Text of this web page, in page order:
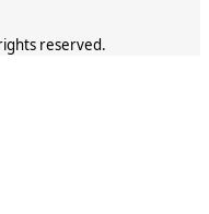
reserved.